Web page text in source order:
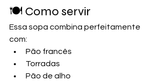
🍽️ Como servir
Essa sopa combina perfeitamente
com:
Pão francês
Torradas
Pão de alho